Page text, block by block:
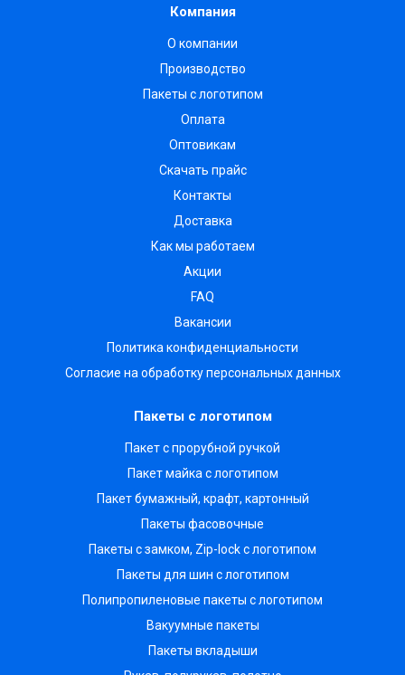
Компания
О компании
Производство
Пакеты с логотипом
Оплата
Оптовикам
Скачать прайс
Контакты
Доставка
Как мы работаем
Акции
FAQ
Вакансии
Политика конфиденциальности
Согласие на обработку персональных данных
Пакеты с логотипом
Пакет с прорубной ручкой
Пакет майка с логотипом
Пакет бумажный, крафт, картонный
Пакеты фасовочные
Пакеты с замком, Zip-lock с логотипом
Пакеты для шин с логотипом
Полипропиленовые пакеты с логотипом
Вакуумные пакеты
Пакеты вкладыши